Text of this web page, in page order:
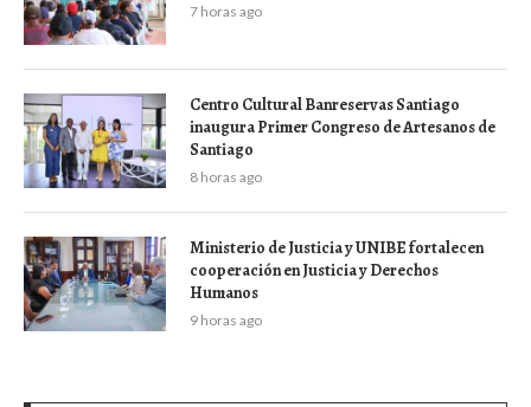
7 horas ago
Centro Cultural Banreservas Santiago
inaugura Primer Congreso de Artesanos de
Santiago
8 horas ago
Ministerio de Justicia y UNIBE fortalecen
cooperación en Justicia y Derechos
Humanos
9 horas ago